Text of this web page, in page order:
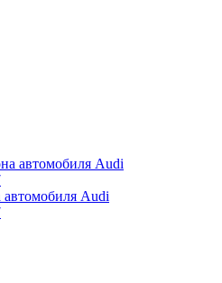
автомобиля Audi